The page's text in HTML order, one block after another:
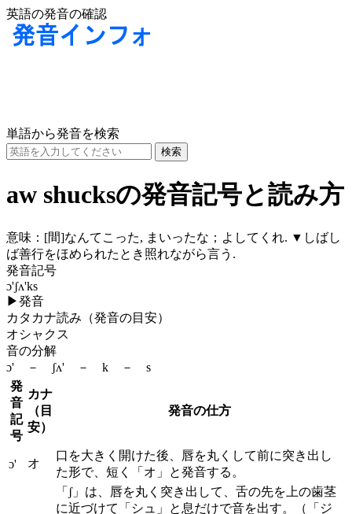
英語の発音の確認
単語から発音を検索
aw shucksの発音記号と読み方
意味： [間]なんてこった, まいったな；よしてくれ. ▼しばし
ば善行をほめられたとき照れながら言う.
発音記号
ɔ'ʃʌ'ks
▶発音
カタカナ読み（発音の目安）
オシャクス
音の分解
ɔ' － ʃʌ' － k － s
発
音
記
号
カナ
（目
安）
発音の仕方
ɔ' オ
口を大きく開けた後、唇を丸くして前に突き出し
た形で、短く「オ」と発音する。
「ʃ」は、唇を丸く突き出して、舌の先を上の歯茎
に近づけて「シュ」と息だけで音を出す。（「ジ